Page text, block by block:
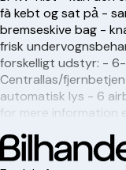
fà kebt og sat pả -
bremseskive bag -
frisk
forskelligt udstyr: -
Centrallas/
automatisk lys - 6
for mere information